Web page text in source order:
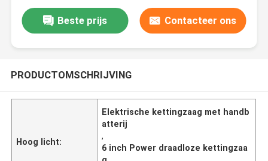
Beste prijs Contacteer ons
PRODUCTOMSCHRIJVING
Hoog licht:
Elektrische kettingzaag met handb
atterij
,
6 inch Power draadloze kettingzaa